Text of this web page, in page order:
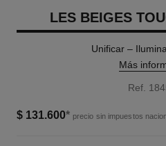
LES BEIGES
Unificar –
Más
Ref.
$ 131.600* precio sin impuestos